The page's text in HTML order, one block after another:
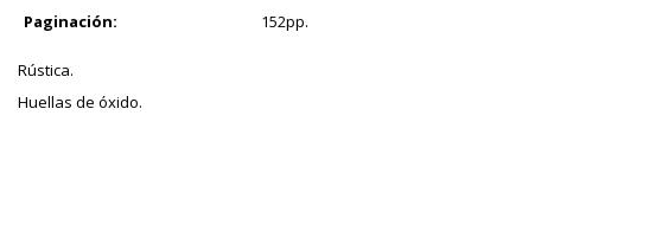
Paginación:
152pp.
Rústica.
Huellas de óxido.